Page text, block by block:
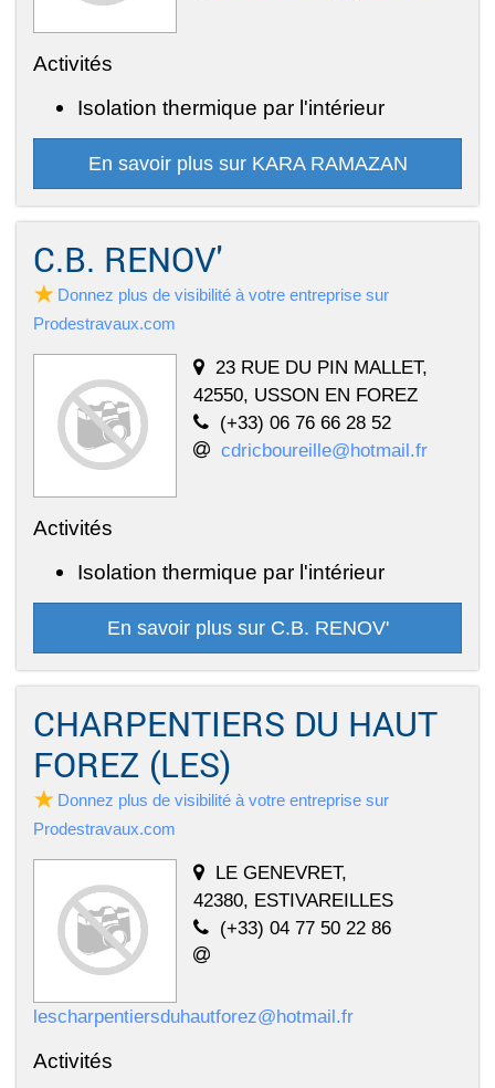
Activités
Isolation thermique par l'intérieur
En savoir plus sur KARA RAMAZAN
C.B. RENOV'
Donnez plus de visibilité à votre entreprise sur
Prodestravaux.com
23 RUE DU PIN MALLET,
42550, USSON EN FOREZ
(+33) 06 76 66 28 52
cdricboureille@hotmail.fr
Activités
Isolation thermique par l'intérieur
En savoir plus sur C.B. RENOV'
CHARPENTIERS DU HAUT
FOREZ (LES)
Donnez plus de visibilité à votre entreprise sur
Prodestravaux.com
LE GENEVRET,
42380, ESTIVAREILLES
(+33) 04 77 50 22 86
lescharpentiersduhautforez@hotmail.fr
Activités